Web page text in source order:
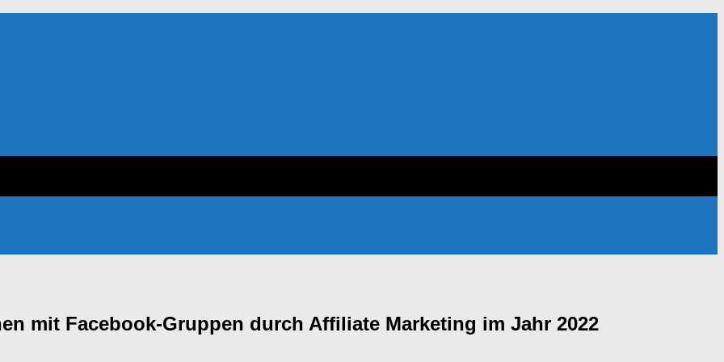
mit Facebook-Gruppen durch Affiliate Marketing im Jahr 2022